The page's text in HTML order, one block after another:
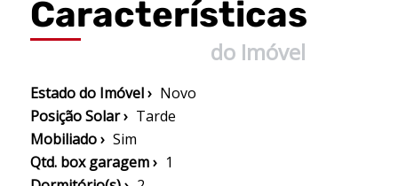
Características
do Imóvel
Estado do Imóvel › Novo
Posição Solar › Tarde
Mobiliado › Sim
Qtd. box garagem › 1